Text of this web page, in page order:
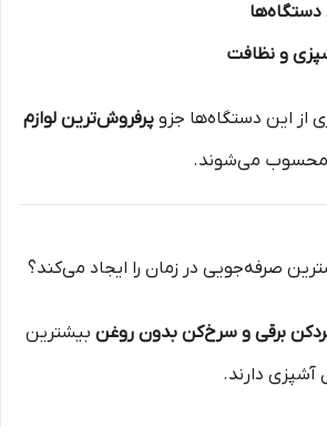
دستگاه‌ها
و نظافت
از این دستگاه‌ها جزو پرفروش‌ترین لوازم
محسوب می‌شوند.
صرفه‌جویی در زمان را ایجاد می‌کند؟
برقی و سرخ‌کن بدون روغن بیشترین
آشپزی دارند.